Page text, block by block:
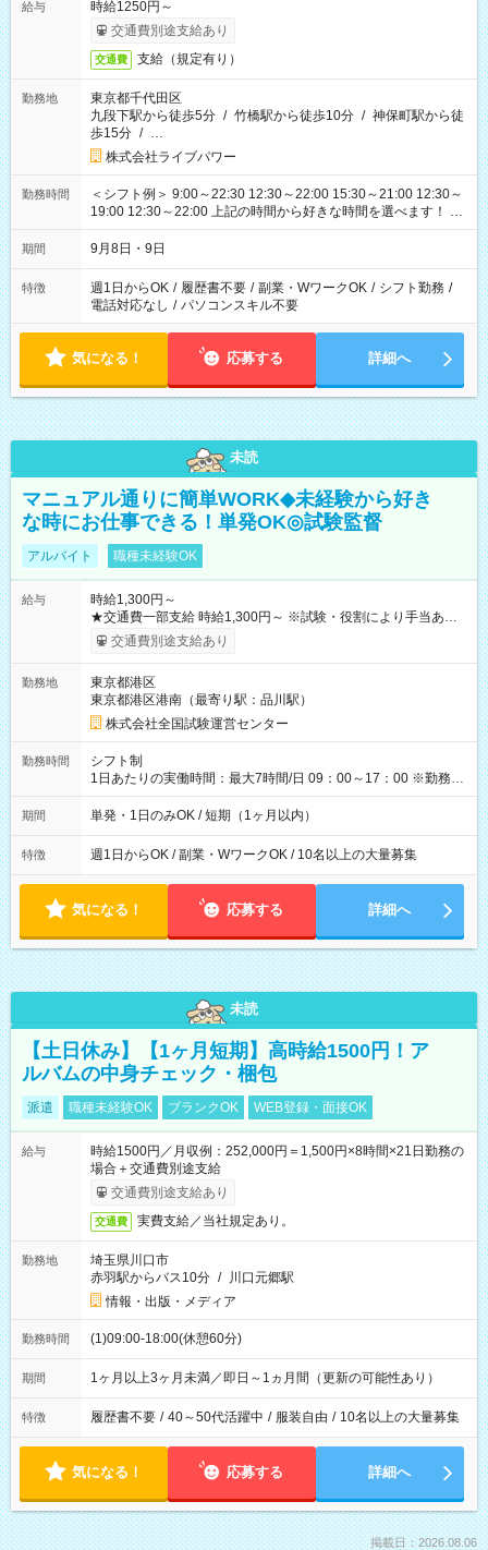
給与
時給1250円～
交通費別途支給あり
交通費 支給（規定有り）
勤務地
東京都千代田区
九段下駅から徒歩5分 / 竹橋駅から徒歩10分 / 神保町駅から徒
歩15分 / …
株式会社ライブパワー
勤務時間
＜シフト例＞ 9:00～22:30 12:30～22:00 15:30～21:00 12:30～
19:00 12:30～22:00 上記の時間から好きな時間を選べます！ ※
時間は変更となる可能性があります
期間 9月8日・9日
特徴 週1日からOK / 履歴書不要 / 副業・WワークOK / シフト勤務 /
電話対応なし / パソコンスキル不要
気になる！ 応募する 詳細へ
未読
マニュアル通りに簡単WORK◆未経験から好き
な時にお仕事できる！単発OK◎試験監督
アルバイト 職種未経験OK
給与
時給1,300円～
★交通費一部支給 時給1,300円～ ※試験・役割により手当あり
※勤務回数により昇給あり 【即給（前払い）オプションあ
り！】 希望される場合、勤務から1週間ほどで給与の一部を受け
例】 ・河合塾模擬試験 8:30～17:30（休憩1時間） 時給1,300円
×8時間＝日収10,400円＋交通費 ※当日の役割により時給＋100
円の場合あり ・国家試験 7:00～13:30（休憩なし） 時給1,300
円（役割手当＋100円）×6時間＝日収8,400円＋交通費 【試用期
間】試用期間なし
交通費別途支給あり
勤務地
東京都港区
東京都港区港南（最寄り駅：品川駅）
株式会社全国試験運営センター
勤務時間
シフト制
1日あたりの実働時間：最大7時間/日 09：00～17：00 ※勤務時
間は 試験により異なります。
期間 単発・1日のみOK / 短期（1ヶ月以内）
特徴 週1日からOK / 副業・WワークOK / 10名以上の大量募集
気になる！ 応募する 詳細へ
未読
【土日休み】【1ヶ月短期】高時給1500円！ア
ルバムの中身チェック・梱包
派遣 職種未経験OK ブランクOK WEB登録・面接OK
給与
時給1500円／月収例：252,000円＝1,500円×8時間×21日勤務の
場合＋交通費別途支給
交通費別途支給あり
交通費 実費支給／当社規定あり。
勤務地
埼玉県川口市
赤羽駅からバス10分 / 川口元郷駅
情報・出版・メディア
勤務時間 (1)09:00-18:00(休憩60分)
期間 1ヶ月以上3ヶ月未満／即日～1ヵ月間（更新の可能性あり）
特徴 履歴書不要 / 40～50代活躍中 / 服装自由 / 10名以上の大量募集
気になる！ 応募する 詳細へ
掲載日：2026.08.06